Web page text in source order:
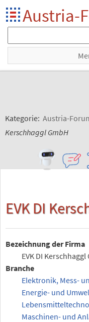
Austria-
Kategorie: Austria-
Kerschhaggl GmbH
EVK DI
Bezeichnung der Firma
EVK DI Kerschhaggl
Branche
Elektronik, Mess-
Energie- und
Maschinen- und